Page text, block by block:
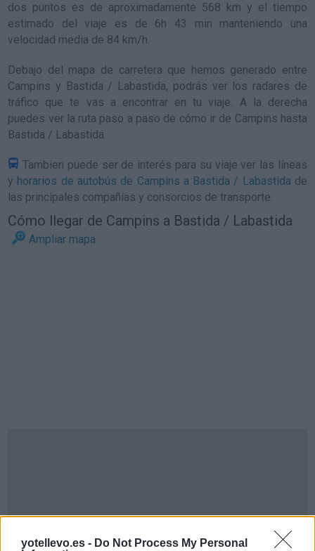
yotellevo.es - Do Not Process My Personal
dos puntos es de aproximadamente 568 km y el tiempo
estimado del viaje es de 6h 43 min manteniendo una
velocidad media de 84 km/h.
Debajo del mapa de carretera que hemos generado entre
Campins y Bastida / Labastida, podrás ver los radares de
tráfico que te vas a encontrar en tu viaje. A la derecha
puedes ver la ruta paso a paso de cómo ir de Campins hasta
Bastida / Labastida.
Tambien puede ser de interés para su viaje ver las líneas
y horarios de autobús de Campins a Bastida / Labastida de
las principales compañías y consorcios de transporte.
Cómo llegar de Campins a Bastida / Labastida
Ampliar mapa